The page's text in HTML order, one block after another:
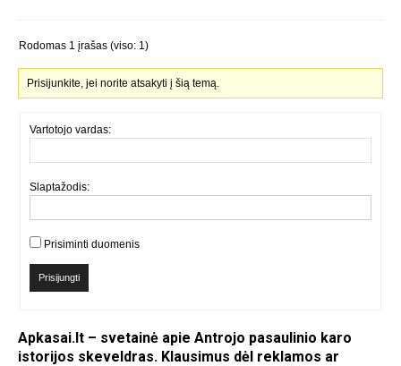
Rodomas 1 įrašas (viso: 1)
Prisijunkite, jei norite atsakyti į šią temą.
Vartotojo vardas:
Slaptažodis:
Prisiminti duomenis
Prisijungti
Apkasai.lt – svetainė apie Antrojo pasaulinio karo
istorijos skeveldras. Klausimus dėl reklamos ar